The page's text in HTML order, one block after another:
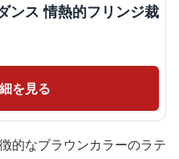
を見る
的なブラウンカラーのラテ